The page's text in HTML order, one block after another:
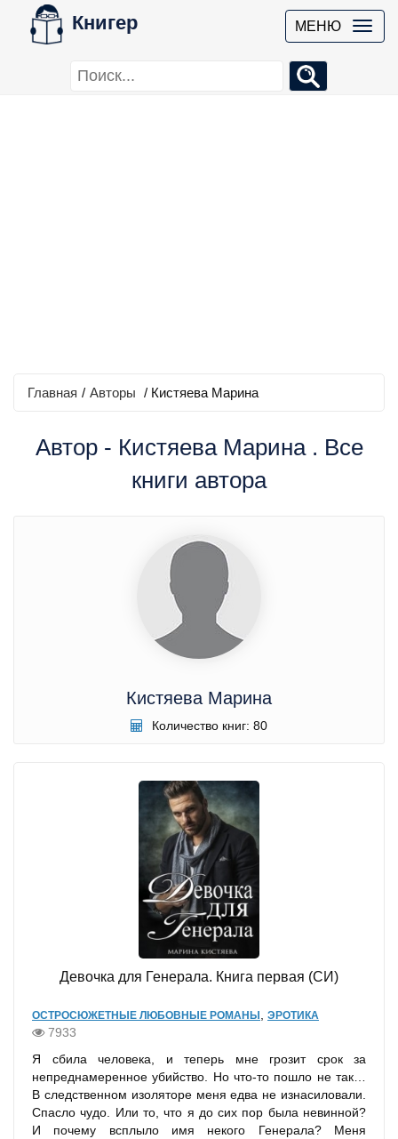
Книгер МЕНЮ
Главная / Авторы / Кистяева Марина
Автор - Кистяева Марина . Все
книги автора
Кистяева Марина
Количество книг: 80
Девочка для Генерала. Книга первая (СИ)
ОСТРОСЮЖЕТНЫЕ ЛЮБОВНЫЕ РОМАНЫ ЭРОТИКА
7933
Я сбила человека, и теперь мне грозит срок за
непреднамеренное убийство. Но что-то пошло не так…
В следственном изоляторе меня едва не изнасиловали.
Спасло чудо. Или то, что я до сих пор была невинной?
И почему всплыло имя некого Генерала? Меня